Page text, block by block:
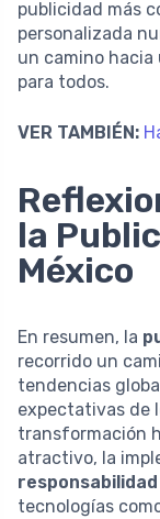
publicidad más
personalizada
un camino
para todos.
VER TAMBIÉN:
la
México
En resumen, la
recorrido un
tendencias
expectativas de
transformación
atractivo, la
responsabilidad
tecnologías